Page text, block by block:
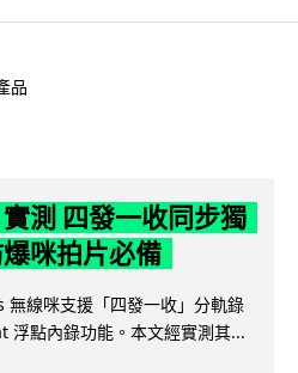
品
測 四發一收同步獨
咪拍片必備
線咪支援「四發一收」分軌錄
浮點內錄功能。本文經實測其...